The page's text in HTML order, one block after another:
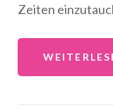
Zeiten